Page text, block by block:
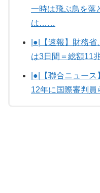
一時は飛ぶ鳥を落
は……
|●|【速報】財務
は3日間＝総額11
|●|【聯合ニュー
12年に国際審判員